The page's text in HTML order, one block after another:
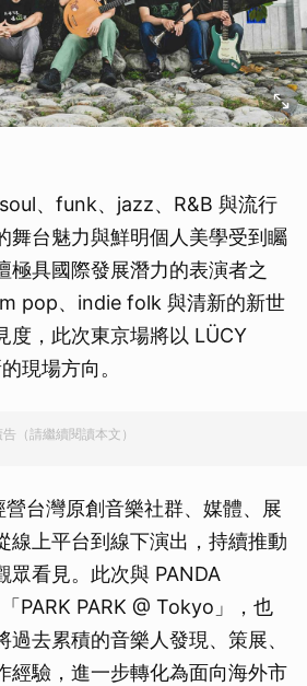
、funk、jazz、R&B 與流行
舞台魅力與鮮明個人美學受到矚
極具國際發展潛力的表演者之
pop、indie folk 與清新的新世
度，此次東京場將以 LÜCY
現場方向。
告（請繼續閱讀本文）
台灣原創音樂社群、媒體、展
線上平台到線下演出，持續推動
眾看見。此次與 PANDA
PARK PARK @ Tokyo」，也
去累積的音樂人發現、策展、
經驗，進一步轉化為面向海外市